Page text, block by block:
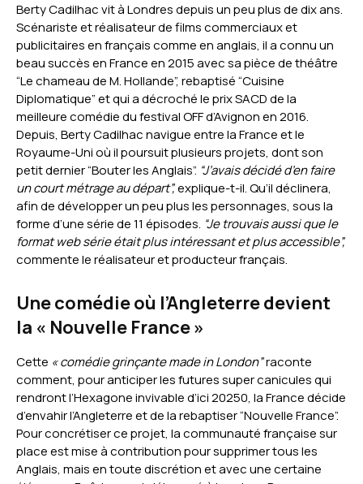
Berty Cadilhac vit à Londres depuis un peu plus de dix ans.
Scénariste et réalisateur de films commerciaux et
publicitaires en français comme en anglais, il a connu un
beau succès en France en 2015 avec sa pièce de théâtre
“Le chameau de M. Hollande”, rebaptisé “Cuisine
Diplomatique” et qui a décroché le prix SACD de la
meilleure comédie du festival OFF d’Avignon en 2016.
Depuis, Berty Cadilhac navigue entre la France et le
Royaume-Uni où il poursuit plusieurs projets, dont son
petit dernier “Bouter les Anglais”. “J’avais décidé d’en faire
un court métrage au départ”,explique-t-il. Qu’il déclinera,
afin de développer un peu plus les personnages, sous la
forme d’une série de 11 épisodes. “Je trouvais aussi que le
format web série était plus intéressant et plus accessible”,
commente le réalisateur et producteur français.
Une comédie où l’Angleterre devient
la « Nouvelle France »
Cette « comédie grinçante made in London”raconte
comment, pour anticiper les futures super canicules qui
rendront l’Hexagone invivable d’ici 20250, la France décide
d’envahir l’Angleterre et de la rebaptiser “Nouvelle France”.
Pour concrétiser ce projet, la communauté française sur
place est mise à contribution pour supprimer tous les
Anglais, mais en toute discrétion et avec une certaine